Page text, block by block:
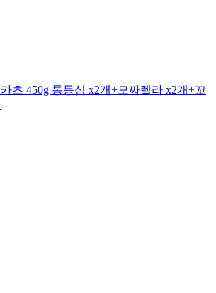
츠 450g 통등심 x2개+모짜렐라 x2개+꼬